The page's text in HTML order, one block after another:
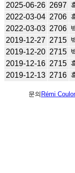
2025-06-26 2697
2022-03-04 2706
2022-03-03 2706
2019-12-27 2715
2019-12-20 2715
2019-12-16 2715
2019-12-13 2716
문의 Rémi